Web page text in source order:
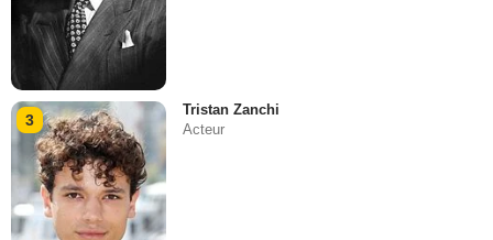
3
Tristan Zanchi
Acteur